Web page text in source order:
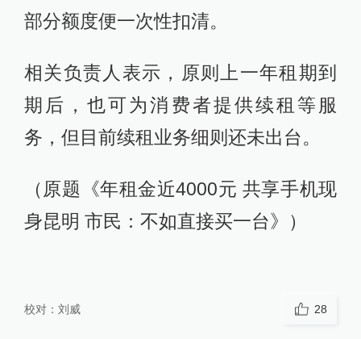
部分额度便一次性扣清。
相关负责人表示，原则上一年租期到
期后，也可为消费者提供续租等服
务，但目前续租业务细则还未出台。
（原题《年租金近4000元 共享手机现
身昆明 市民：不如直接买一台》）
校对： 刘威 28